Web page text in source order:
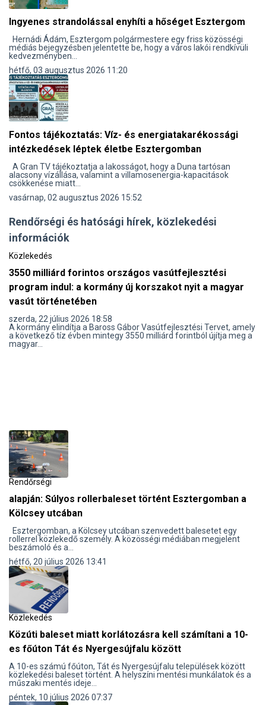
Ingyenes strandolással enyhíti a hőséget Esztergom
Hernádi Ádám, Esztergom polgármestere egy friss közösségi
médiás bejegyzésben jelentette be, hogy a város lakói rendkívüli
kedvezményben...
hétfő, 03 augusztus 2026 11:20
Fontos tájékoztatás: Víz- és energiatakarékossági
intézkedések léptek életbe Esztergomban
A Gran TV tájékoztatja a lakosságot, hogy a Duna tartósan
alacsony vízállása, valamint a villamosenergia-kapacitások
csökkenése miatt...
vasárnap, 02 augusztus 2026 15:52
Rendőrségi és hatósági hírek, közlekedési
információk
Közlekedés
3550 milliárd forintos országos vasútfejlesztési
program indul: a kormány új korszakot nyit a magyar
vasút történetében
szerda, 22 július 2026 18:58
A kormány elindítja a Baross Gábor Vasútfejlesztési Tervet, amely
a következő tíz évben mintegy 3550 milliárd forintból újítja meg a
magyar...
Rendőrségi
alapján: Súlyos rollerbaleset történt Esztergomban a
Kölcsey utcában
Esztergomban, a Kölcsey utcában szenvedett balesetet egy
rollerrel közlekedő személy. A közösségi médiában megjelent
beszámoló és a...
hétfő, 20 július 2026 13:41
Közlekedés
Közúti baleset miatt korlátozásra kell számítani a 10-
es főúton Tát és Nyergesújfalu között
​A 10-es számú főúton, Tát és Nyergesújfalu települések között
közlekedési baleset történt. A helyszíni mentési munkálatok és a
műszaki mentés ideje...
péntek, 10 július 2026 07:37